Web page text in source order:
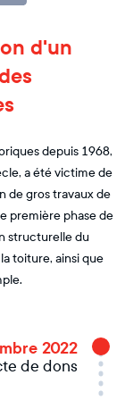
d'un
depuis 1968,
a été victime de
de gros travaux de
première phase de
structurelle du
toiture, ainsi que
2022
de dons